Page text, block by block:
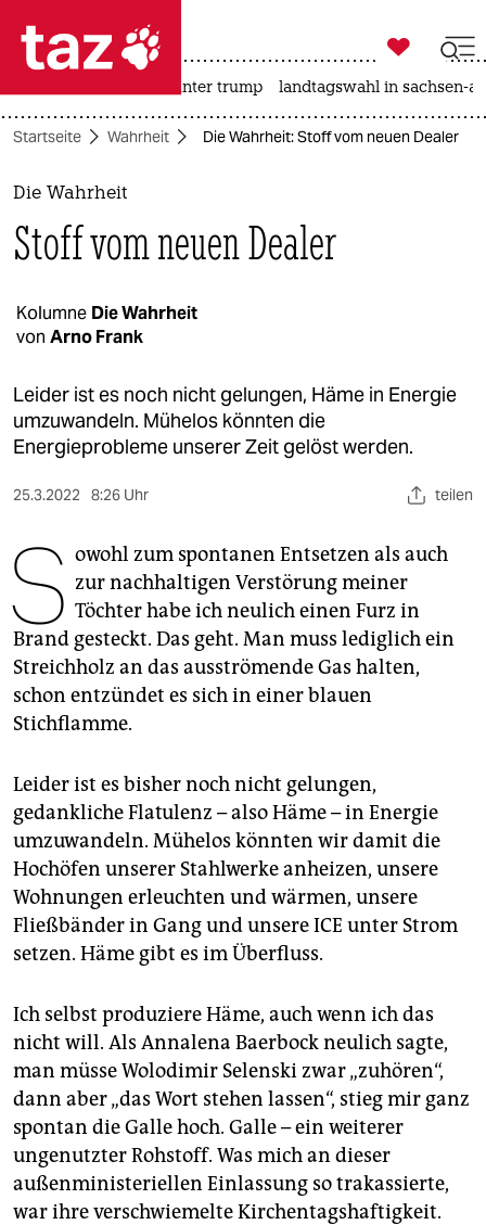
 taz zahl ich
taz zahl ich
themen
politik
gesellschaft
kultur
sport
berlin
wahrheit
verlag
verlag
veranstaltungen
fragen & hilfe
unterstützen
abo
genossenschaft

taz zahl ich
usa unter trump landtagswahl in sachsen-
Startseite Wahrheit Die Wahrheit: Stoff vom neuen Dealer
Die Wahrheit
Stoff vom neuen Dealer
Kolumne Die Wahrheit
von Arno Frank
Leider ist es noch nicht gelungen, Häme in Energie
umzuwandeln. Mühelos könnten die
Energieprobleme unserer Zeit gelöst werden.
25.3.2022 8:26 Uhr teilen
S owohl zum spontanen Entsetzen als auch
zur nachhaltigen Verstörung meiner
Töchter habe ich neulich einen Furz in
Brand gesteckt. Das geht. Man muss lediglich ein
Streichholz an das ausströmende Gas halten,
schon entzündet es sich in einer blauen
Stichflamme.
Leider ist es bisher noch nicht gelungen,
gedankliche Flatulenz – also Häme – in Energie
umzuwandeln. Mühelos könnten wir damit die
Hochöfen unserer Stahlwerke anheizen, unsere
Wohnungen erleuchten und wärmen, unsere
Fließbänder in Gang und unsere ICE unter Strom
setzen. Häme gibt es im Überfluss.
Ich selbst produziere Häme, auch wenn ich das
nicht will. Als Annalena Baerbock neulich sagte,
man müsse Wolodimir Selenski zwar „zuhören“,
dann aber „das Wort stehen lassen“, stieg mir ganz
spontan die Galle hoch. Galle – ein weiterer
ungenutzter Rohstoff. Was mich an dieser
außenministeriellen Einlassung so trakassierte,
war ihre verschwiemelte Kirchentagshaftigkeit.